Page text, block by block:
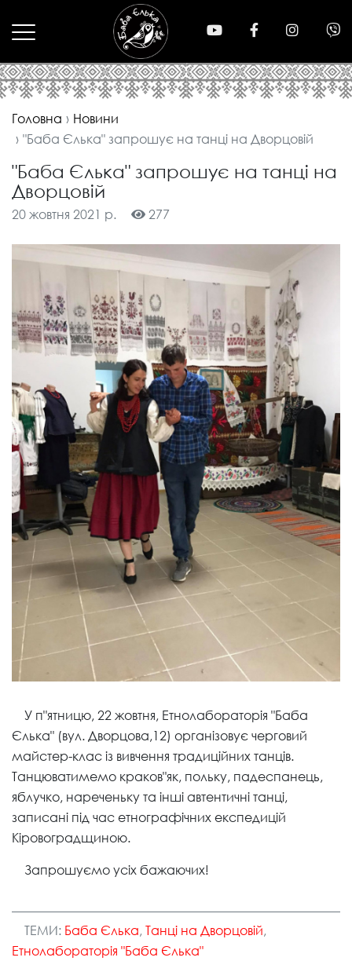
Головна
Новини
"Баба Єлька" запрошує на танці на Дворцовій
"Баба Єлька" запрошує на танці на
Дворцовій
20 жовтня 2021 р. 277
У п"ятницю, 22 жовтня, Етнолабораторія "Баба
Єлька" (вул. Дворцова,12) організовує черговий
майстер-клас із вивчення традиційних танців.
Танцюватимемо краков"як, польку, падеспанець,
яблучко, нареченьку та інші автентичні танці,
записані під час етнографічних експедицій
Кіровоградщиною.
Запрошуємо усіх бажаючих!
ТЕМИ: Баба Єлька, Танці на Дворцовій,
Етнолабораторія "Баба Єлька"